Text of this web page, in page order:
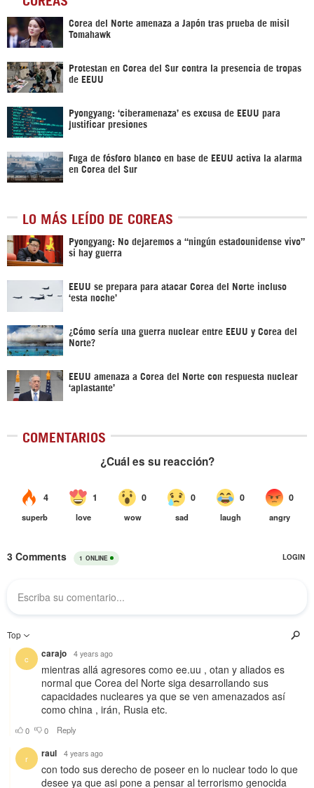
Corea del Norte amenaza a Japón tras prueba de misil
Tomahawk
Protestan en Corea del Sur contra la presencia de tropas
de EEUU
Pyongyang: ‘ciberamenaza’ es excusa de EEUU para
justificar presiones
Fuga de fósforo blanco en base de EEUU activa la alarma
en Corea del Sur
LO MÁS LEÍDO DE COREAS
Pyongyang: No dejaremos a “ningún estadounidense vivo”
si hay guerra
EEUU se prepara para atacar Corea del Norte incluso
‘esta noche’
¿Cómo sería una guerra nuclear entre EEUU y Corea del
Norte?
EEUU amenaza a Corea del Norte con respuesta nuclear
‘aplastante’
COMENTARIOS